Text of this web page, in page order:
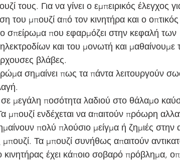
τους. Για να γίνει ο εμπειρικός έλεγχος
του μπουζί από τον κινητήρα και ο
σπείρωμα που εφαρμόζει στην κεφαλή των
και του μονωτή και μαθαίνουμε
βλάβες.
σημαίνει πως τα πάντα λειτουργούν
σε μεγάλη ποσότητα λαδιού στο θάλαμο
μπουζί ενδέχεται να απαιτούν πρόωρη
πολύ πλούσιο μείγμα ή ζημιές στην
Τα μπουζί συνήθως απαιτούν
κινητήρας έχει κάποιο σοβαρό πρόβλημα,